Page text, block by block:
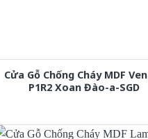
Cửa Gỗ Chống Cháy MDF
P1R2 Xoan Đào-a-SGD